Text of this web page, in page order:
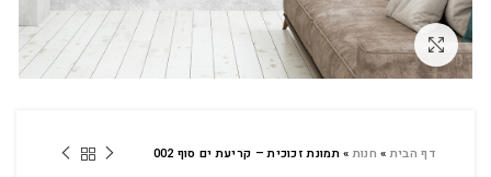
לחץ להגדלה
דף הבית» חנות»תמונת זכוכית – קריעת ים סוף 002